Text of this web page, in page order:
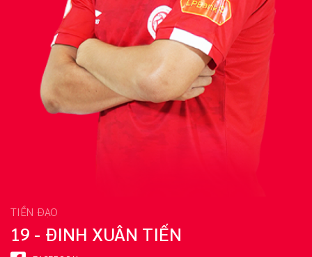
TIỀN ĐẠO
19 - ĐINH XUÂN TIẾN